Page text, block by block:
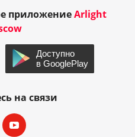
приложениеArlight
на связи